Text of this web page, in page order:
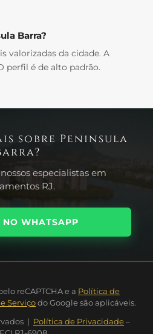
Barra?
valorizadas da cidade. A
perfil é de alto padrão.
sobre Peninsula
especialistas em
RJ.
NO WHATSAPP
reCAPTCHA e a Política de
Serviçodo Google são aplicáveis.
| Política de Privacidade –